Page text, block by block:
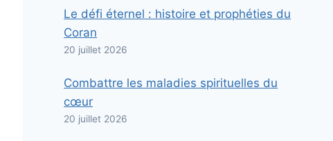
Le défi éternel : histoire et prophéties du
Coran
20 juillet 2026
Combattre les maladies spirituelles du
cœur
20 juillet 2026